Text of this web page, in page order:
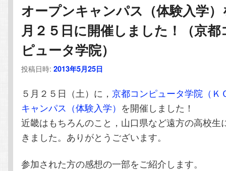
コ
ン
ツ
へ
移
ン
テ
へ
移
動
オープンキャンパス（体験入学）
月２５日に開催しました！（京都
ピュータ学院）
投稿日時:2013年5月25日
５月２５日（土）に，京都コンピュータ学院（Ｋ
キャンパス（体験入学） を開催しました！
近畿はもちろんのこと，山口県など遠方の高校生
きました。ありがとうございます。
参加された方の感想の一部をご紹介します。